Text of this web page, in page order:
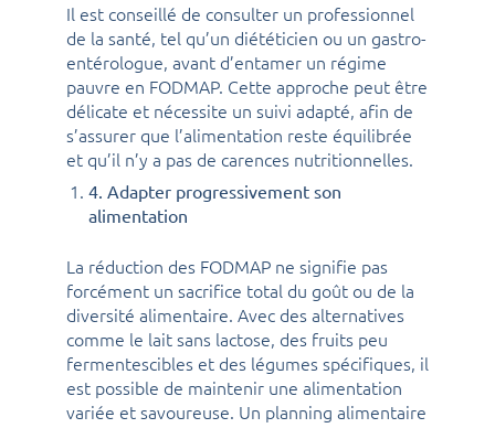
Il est conseillé de consulter un professionnel
de la santé, tel qu’un diététicien ou un gastro-
entérologue, avant d’entamer un régime
pauvre en FODMAP. Cette approche peut être
délicate et nécessite un suivi adapté, afin de
s’assurer que l’alimentation reste équilibrée
et qu’il n’y a pas de carences nutritionnelles.
4. Adapter progressivement son
alimentation
La réduction des FODMAP ne signifie pas
forcément un sacrifice total du goût ou de la
diversité alimentaire. Avec des alternatives
comme le lait sans lactose, des fruits peu
fermentescibles et des légumes spécifiques, il
est possible de maintenir une alimentation
variée et savoureuse. Un planning alimentaire